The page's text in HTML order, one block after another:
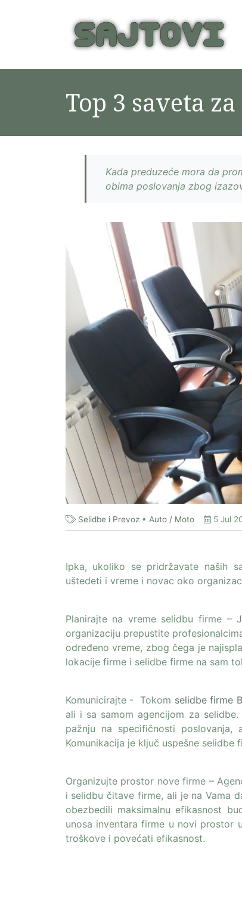
Top 3 saveta
Kada preduzeće mora da
obima poslovanja zbog
Selidbe i Prevoz• Auto / Moto 5 Jul
Ipka, ukoliko se pridržavate naših
uštedeti i vreme i novac oko
Planirajte na vreme selidbu firme –
organizaciju prepustite
određeno vreme, zbog čega je
lokacije firme i selidbe firme na sam
Komunicirajte - Tokom selidbe firme
ali i sa samom agencijom za
pažnju na specifičnosti
Komunikacija je ključ uspešne selidbe
Organizujte prostor nove firme –
i selidbu čitave firme, ali je na Vama
obezbedili maksimalnu efikasnost
unosa inventara firme u novi prostor
troškove i povećati efikasnost.